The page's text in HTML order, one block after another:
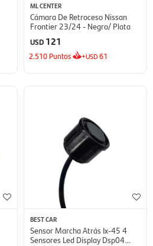
ML CENTER
Cámara De Retroceso Nissan
Frontier 23/24 - Negro/ Plata
USD 121
2.510 Puntos +USD61
BEST CAR
Sensor Marcha Atrás Ix-45 4
Sensores Led Display Dsp04